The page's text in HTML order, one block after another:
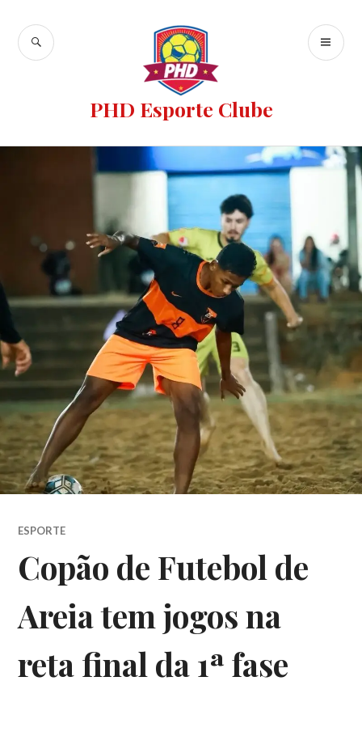
PHD Esporte Clube
ESPORTE
Copão de Futebol de
Areia tem jogos na
reta final da 1ª fase